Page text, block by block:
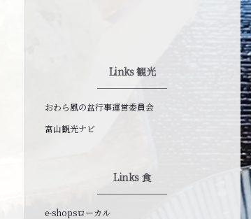
Links 観光
おわら風の盆行事運営委員会
富山観光ナビ
Links 食
e-shopsローカル